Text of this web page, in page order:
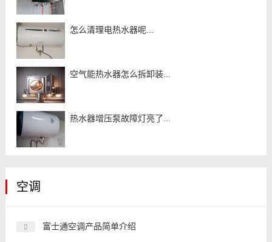
怎么清理电热水器呢...
空气能热水器怎么拆卸装...
热水器增压泵故障灯亮了...
空调
富士通空调产品简单介绍